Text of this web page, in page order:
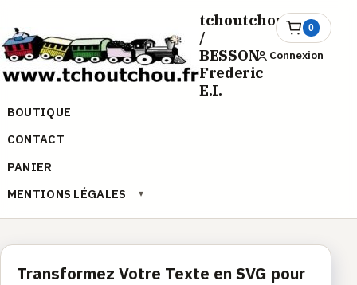
contenu
tchoutchou.fr
/
BESSON
Frederic
E.I.
BOUTIQUE
CONTACT
PANIER
MENTIONS LÉGALES
▾
0
Ouvrir
le
panier
Connexion
Transformez Votre Texte en SVG pour